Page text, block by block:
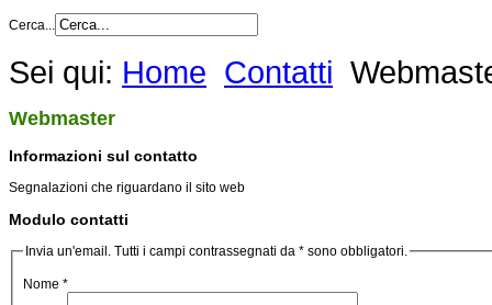
Cerca...
Sei qui: Home Contatti
Webmaster
Informazioni sul contatto
Segnalazioni che riguardano il sito web
Modulo contatti
Invia un'email. Tutti i campi contrassegnati da * sono obbligatori.
Nome *